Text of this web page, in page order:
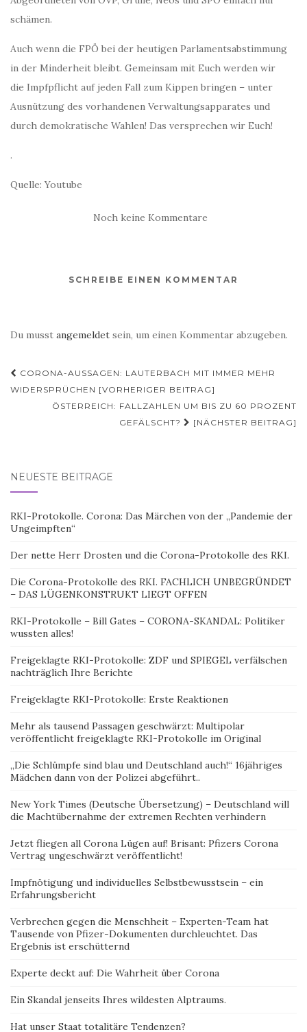
schämen.
Auch wenn die FPÖ bei der heutigen Parlamentsabstimmung
in der Minderheit bleibt. Gemeinsam mit Euch werden wir
die Impfpflicht auf jeden Fall zum Kippen bringen – unter
Ausnützung des vorhandenen Verwaltungsapparates und
durch demokratische Wahlen! Das versprechen wir Euch!
.
Quelle: Youtube
Noch keine Kommentare
SCHREIBE EINEN KOMMENTAR
Du musst angemeldet sein, um einen Kommentar abzugeben.
Beitragsnavigation
CORONA-AUSSAGEN: LAUTERBACH MIT IMMER MEHR
WIDERSPRÜCHEN [VORHERIGER BEITRAG]
ÖSTERREICH: FALLZAHLEN UM BIS ZU 60 PROZENT
GEFÄLSCHT?
[NÄCHSTER BEITRAG]
NEUESTE BEITRÄGE
RKI-Protokolle. Corona: Das Märchen von der „Pandemie der
Ungeimpften“
Der nette Herr Drosten und die Corona-Protokolle des RKI.
Die Corona-Protokolle des RKI. FACHLICH UNBEGRÜNDET
– DAS LÜGENKONSTRUKT LIEGT OFFEN
RKI-Protokolle – Bill Gates – CORONA-SKANDAL: Politiker
wussten alles!
Freigeklagte RKI-Protokolle: ZDF und SPIEGEL verfälschen
nachträglich Ihre Berichte
Freigeklagte RKI-Protokolle: Erste Reaktionen
Mehr als tausend Passagen geschwärzt: Multipolar
veröffentlicht freigeklagte RKI-Protokolle im Original
„Die Schlümpfe sind blau und Deutschland auch!“ 16jähriges
Mädchen dann von der Polizei abgeführt..
New York Times (Deutsche Übersetzung) – Deutschland will
die Machtübernahme der extremen Rechten verhindern
Jetzt fliegen all Corona Lügen auf! Brisant: Pfizers Corona
Vertrag ungeschwärzt veröffentlicht!
Impfnötigung und individuelles Selbstbewusstsein – ein
Erfahrungsbericht
Verbrechen gegen die Menschheit – Experten-Team hat
Tausende von Pfizer-Dokumenten durchleuchtet. Das
Ergebnis ist erschütternd
Experte deckt auf: Die Wahrheit über Corona
Ein Skandal jenseits Ihres wildesten Alptraums.
Hat unser Staat totalitäre Tendenzen?